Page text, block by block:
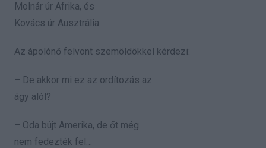
Molnár úr Afrika, és
Kovács úr Ausztrália.
Az ápolónő felvont szemöldökkel kérdezi:
– De akkor mi ez az ordítozás az
ágy alól?
– Oda bújt Amerika, de őt még
nem fedezték fel…